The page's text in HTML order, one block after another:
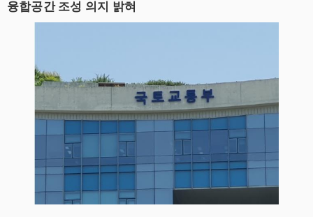
융합공간 조성 의지 밝혀